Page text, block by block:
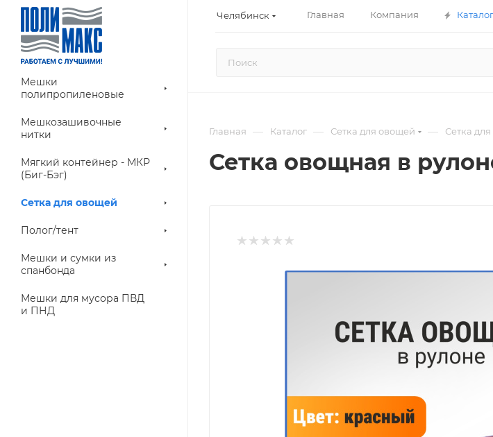
Челябинск Главная Компания Каталог
Мешки
полипропиленовые
Мешкозашивочные
нитки
Мягкий контейнер - МКР
(Биг-Бэг)
Сетка для овощей
Полог/тент
Мешки и сумки из
спанбонда
Мешки для мусора ПВД
и ПНД
Главная — Каталог — Сетка для овощей — Сетка
Сетка овощная в